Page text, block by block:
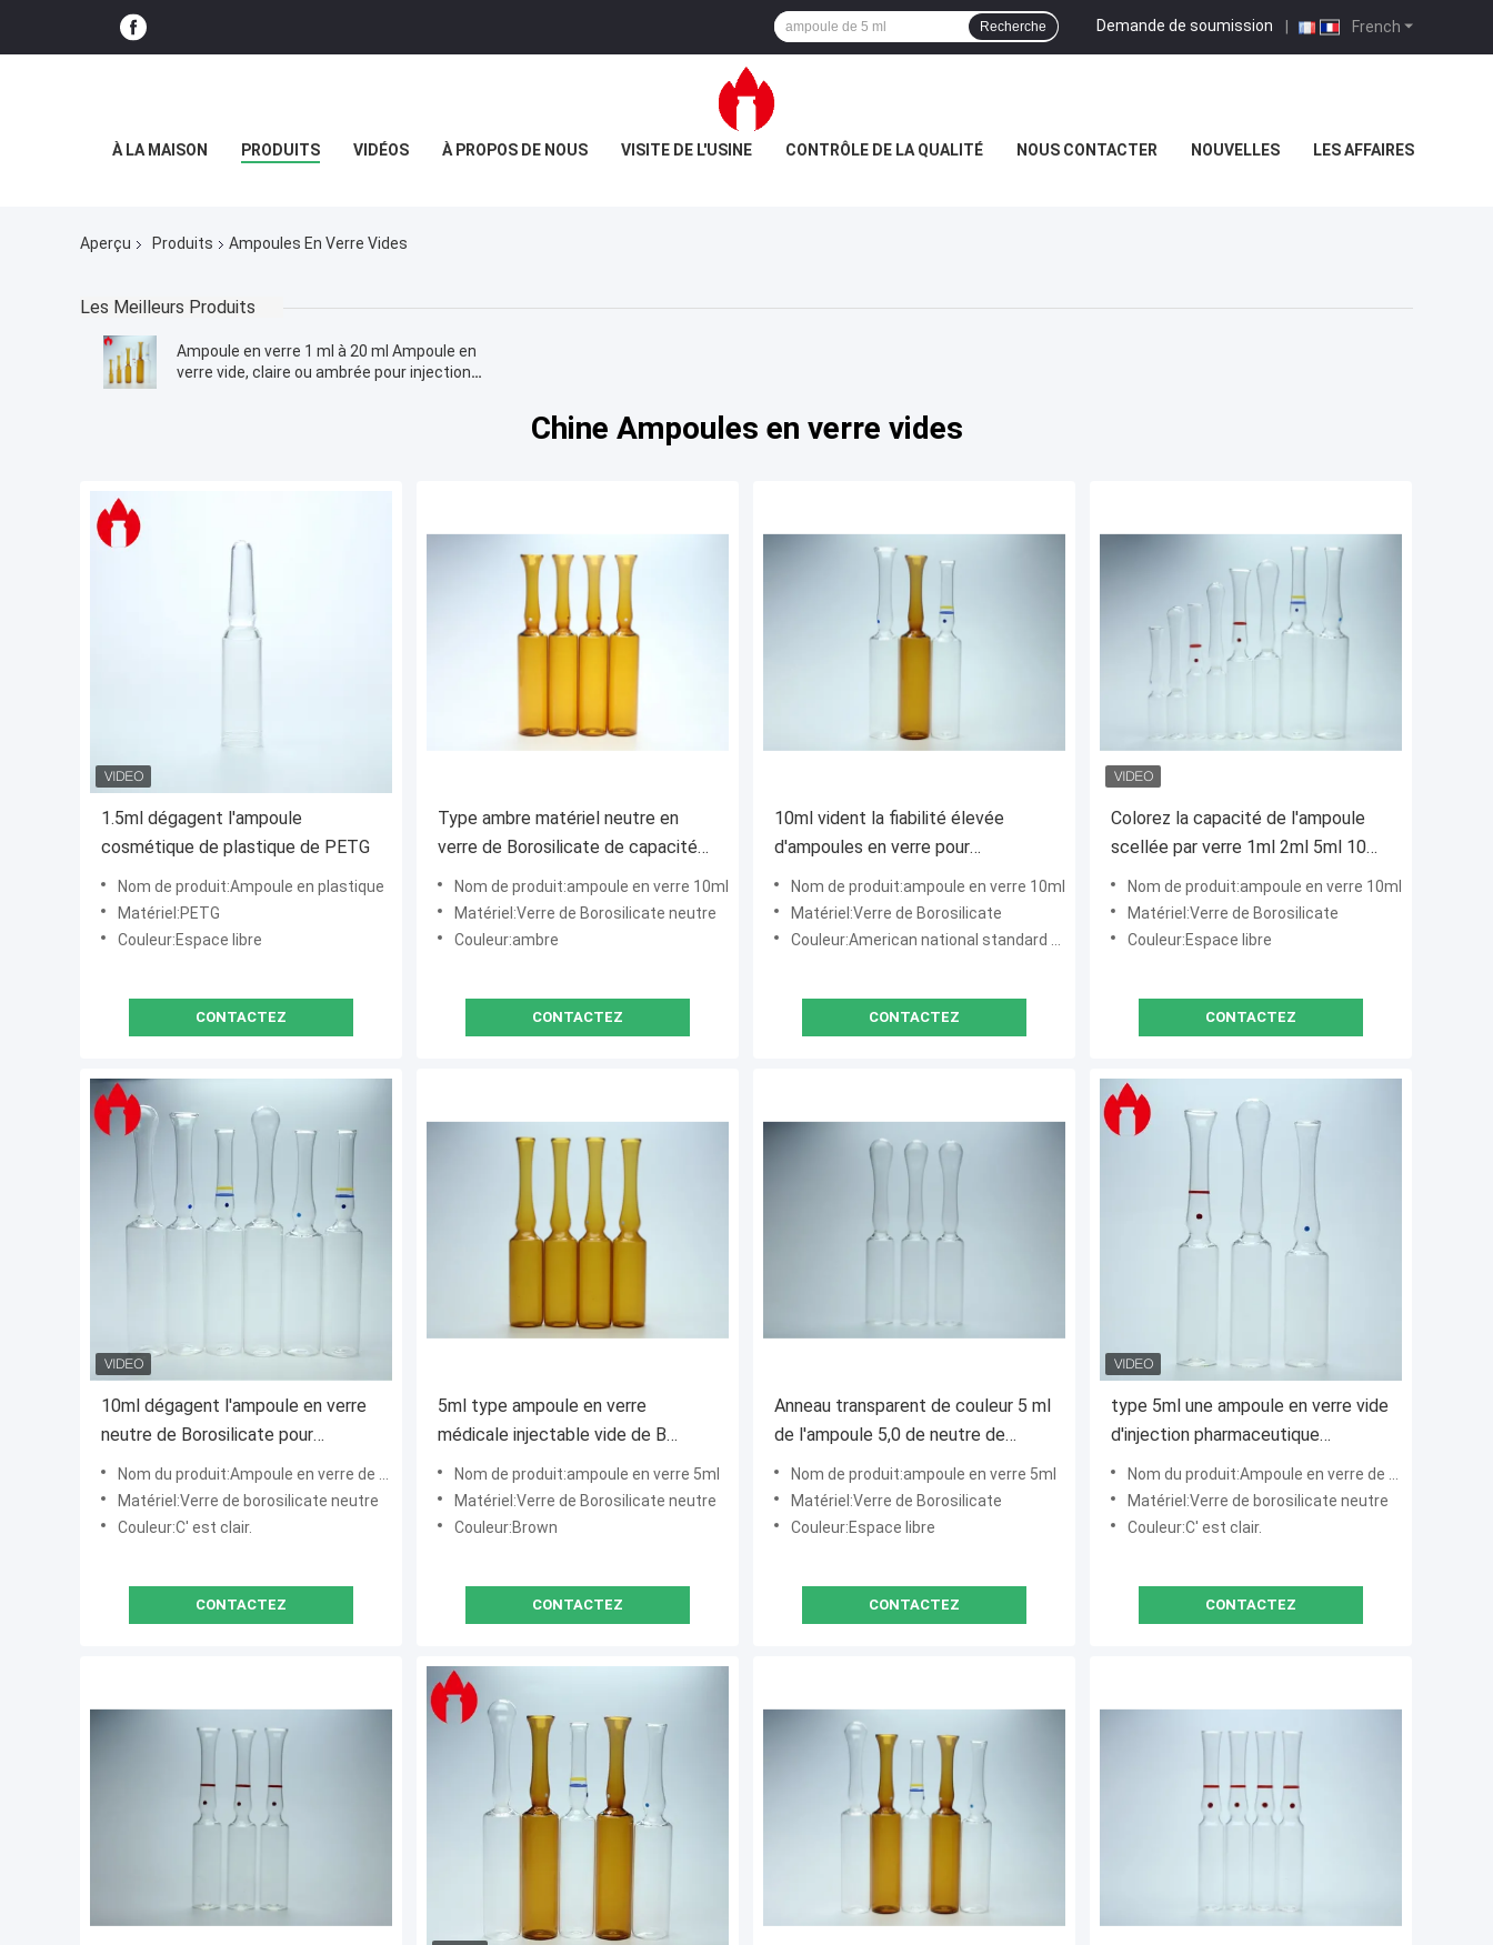
French
Demande de soumission |
Recherche
À LA MAISON PRODUITS VIDÉOS À PROPOS DE NOUS VISITE DE L'USINE CONTRÔLE DE LA QUALITÉ NOUS CONTACTER NOUVELLES LES AFFAIRES
Aperçu Produits Ampoules En Verre Vides
Les Meilleurs Produits
Ampoule en verre 1 ml à 20 ml Ampoule en
verre vide, claire ou ambrée pour injection
Chine Ampoules en verre vides
1.5ml dégagent l'ampoule
cosmétique de plastique de PETG
Nom de produit:Ampoule en plastique
Matériel:PETG
Couleur:Espace libre
CONTACTEZ
Type ambre matériel neutre en
verre de Borosilicate de capacité
vide des ampoules en verre 10ml
de C
Nom de produit:ampoule en verre 10ml
Matériel:Verre de Borosilicate neutre
Couleur:ambre
CONTACTEZ
10ml vident la fiabilité élevée
d'ampoules en verre pour
médicinal/cosmétique
Nom de produit:ampoule en verre 10ml
Matériel:Verre de Borosilicate
Couleur:American national standard clair Brown
CONTACTEZ
Colorez la capacité de l'ampoule
scellée par verre 1ml 2ml 5ml 10ml
de point et d'anneau
Nom de produit:ampoule en verre 10ml
Matériel:Verre de Borosilicate
Couleur:Espace libre
CONTACTEZ
10ml dégagent l'ampoule en verre
neutre de Borosilicate pour
l'injection médicale
Nom du produit:Ampoule en verre de 10 ml
Matériel:Verre de borosilicate neutre
Couleur:C' est clair.
CONTACTEZ
5ml type ampoule en verre
médicale injectable vide de B
Brown Opeded
Nom de produit:ampoule en verre 5ml
Matériel:Verre de Borosilicate neutre
Couleur:Brown
CONTACTEZ
Anneau transparent de couleur 5 ml
de l'ampoule 5,0 de neutre de
Borosilicate de matériel en verre
Nom de produit:ampoule en verre 5ml
Matériel:Verre de Borosilicate
Couleur:Espace libre
CONTACTEZ
type 5ml une ampoule en verre vide
d'injection pharmaceutique
transparente de B C D
Nom du produit:Ampoule en verre de 5 ml
Matériel:Verre de borosilicate neutre
Couleur:C' est clair.
CONTACTEZ